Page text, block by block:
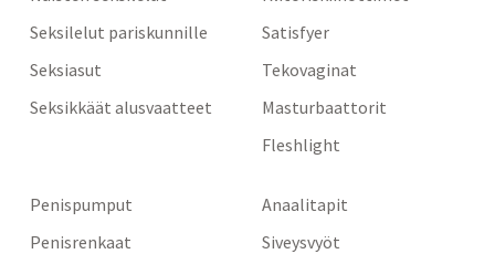
Seksilelut pariskunnille
Seksiasut
Seksikkäät alusvaatteet
Satisfyer
Tekovaginat
Masturbaattorit
Fleshlight
Penispumput
Penisrenkaat
Anaalitapit
Siveysvyöt